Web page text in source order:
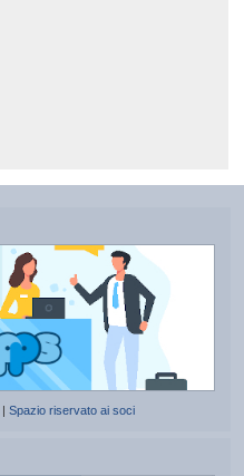
|Spazio riservato ai soci